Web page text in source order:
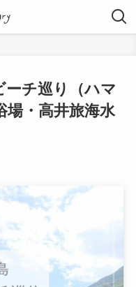
ーチ巡り（ハマ
場・高井旅海水